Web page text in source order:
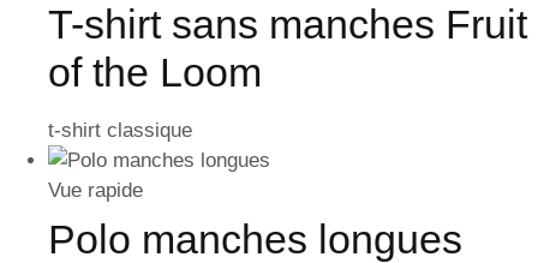
T-shirt sans manches Fruit
of the Loom
t-shirt classique
Vue rapide
Polo manches longues